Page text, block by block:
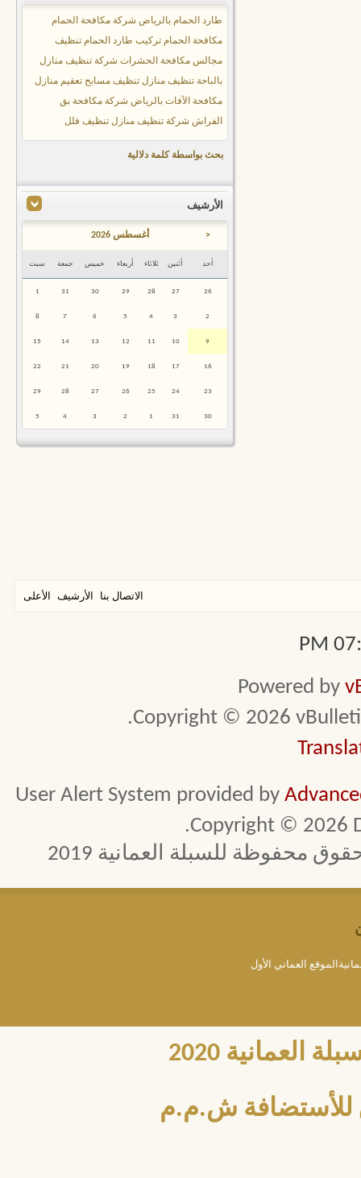
طارد الحمام بالرياض شركة مكافحة الحمام
مكافحة الحمام تركيب طارد الحمام تنظيف
مجالس مكافحة الحشرات شركة تنظيف منازل
بالباحة تنظيف منازل تنظيف مسابح تعقيم منازل
مكافحة الآفات بالرياض شركة مكافحة بق
الفراش شركة تنظيف منازل تنظيف فلل
بحث بواسطة كلمة دلالية
الأرشيف
< أغسطس 2026
أحد أثنين ثلاثاء أربعاء خميس جمعة سبت
26
27
28
29
30
31
1
2
3
4
5
6
7
8
9
10
11
12
13
14
15
16
17
18
19
20
21
22
23
24
25
26
27
28
29
30
31
1
2
3
4
5
الاتصال بنا الأرشيف الأعلى
Powered by
Copyright © 2026
User Alert System provided by
Copyright © 2026
محفوظة للسبلة العمانية 2019
العماني الأول
2020
للأستضافة ش.م.م